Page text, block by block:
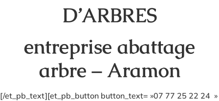
D’ARBRES
entreprise abattage
arbre – Aramon
[/et_pb_text][et_pb_button button_text= »07 77 25 22 24 »